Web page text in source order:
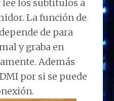
los subtítulos a
La función de
de para
y graba en
Además
por si se puede